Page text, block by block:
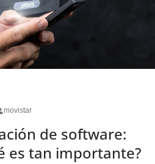
movistar
de software:
es tan importante?